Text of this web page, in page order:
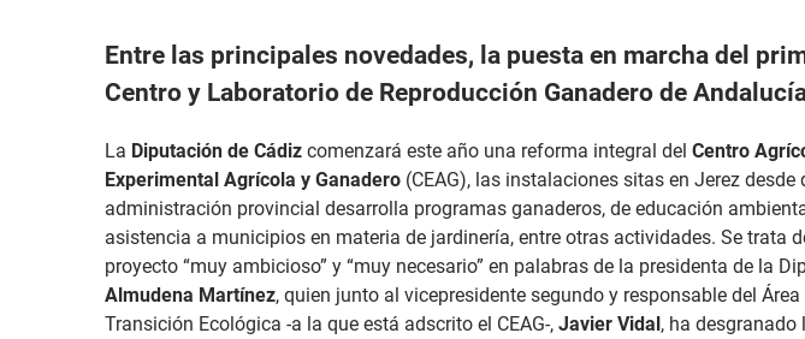
Entre las principales novedades, la puesta en marcha del
Centro y Laboratorio de Reproducción Ganadero de
La Diputación de Cádiz comenzará este año una reforma integral del Centro
Experimental Agrícola y Ganadero (CEAG), las instalaciones sitas en Jerez desde
administración provincial desarrolla programas ganaderos, de educación
asistencia a municipios en materia de jardinería, entre otras actividades. Se trata
proyecto “muy ambicioso” y “muy necesario” en palabras de la presidenta de la
Almudena Martínez, quien junto al vicepresidente segundo y responsable del Área
Transición Ecológica -a la que está adscrito el CEAG-, Javier Vidal, ha desgranado